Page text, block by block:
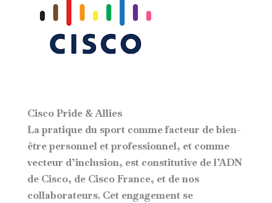
Cisco Pride & Allies
La pratique du sport comme facteur de bien-
être personnel et professionnel, et comme
vecteur d’inclusion, est constitutive de l’ADN
de Cisco, de Cisco France, et de nos
collaborateurs. Cet engagement se